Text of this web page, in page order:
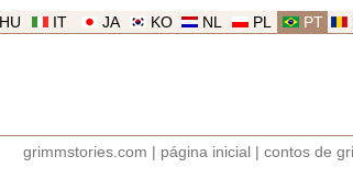
PT
PL
NL
KO
JA
IT
HU
grimmstories.com página inicial contos de